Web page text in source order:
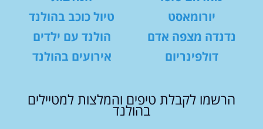
יורומאסט
נדנדה מצפה אדם
דולפינריום
טיול כוכב בהולנד
הולנד עם ילדים
אירועים בהולנד
הרשמו לקבלת טיפים והמלצות למטיילים
בהולנד